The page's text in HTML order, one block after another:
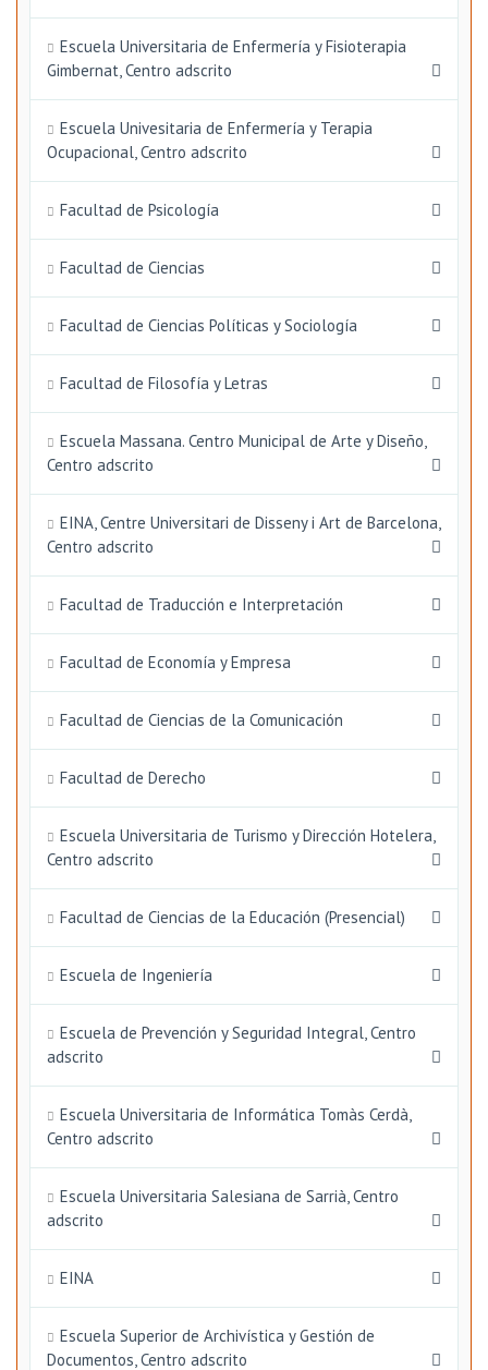
Escuela Universitaria de Enfermería y Fisioterapia
Gimbernat, Centro adscrito
Escuela Univesitaria de Enfermería y Terapia
Ocupacional, Centro adscrito
Facultad de Psicología
Facultad de Ciencias
Facultad de Ciencias Políticas y Sociología
Facultad de Filosofía y Letras
Escuela Massana. Centro Municipal de Arte y Diseño,
Centro adscrito
EINA, Centre Universitari de Disseny i Art de Barcelona,
Centro adscrito
Facultad de Traducción e Interpretación
Facultad de Economía y Empresa
Facultad de Ciencias de la Comunicación
Facultad de Derecho
Escuela Universitaria de Turismo y Dirección Hotelera,
Centro adscrito
Facultad de Ciencias de la Educación (Presencial)
Escuela de Ingeniería
Escuela de Prevención y Seguridad Integral, Centro
adscrito
Escuela Universitaria de Informática Tomàs Cerdà,
Centro adscrito
Escuela Universitaria Salesiana de Sarrià, Centro
adscrito
EINA
Escuela Superior de Archivística y Gestión de
Documentos, Centro adscrito